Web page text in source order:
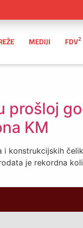
MEDIJI FDV2
prošloj
KM
i konstrukcijskih
je rekordna